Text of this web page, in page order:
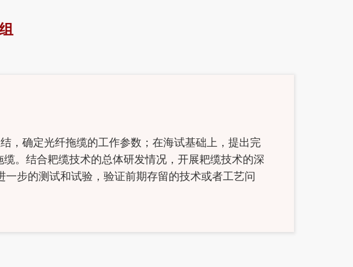
，确定光纤拖缆的工作参数；在海试基础上，提出完
。结合耙缆技术的总体研发情况，开展耙缆技术的深
步的测试和试验，验证前期存留的技术或者工艺问